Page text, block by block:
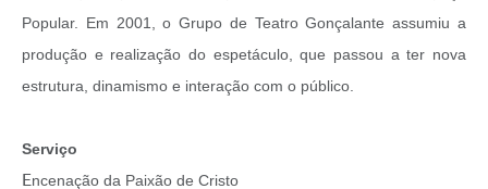
Popular. Em 2001, o Grupo de Teatro Gonçalante assumiu a
produção e realização do espetáculo, que passou a ter nova
estrutura, dinamismo e interação com o público.
Serviço
Encenação da Paixão de Cristo